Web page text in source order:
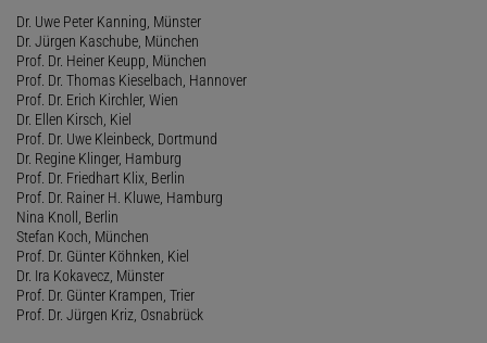
Dr. Uwe Peter Kanning, Münster
Dr. Jürgen Kaschube, München
Prof. Dr. Heiner Keupp, München
Prof. Dr. Thomas Kieselbach, Hannover
Prof. Dr. Erich Kirchler, Wien
Dr. Ellen Kirsch, Kiel
Prof. Dr. Uwe Kleinbeck, Dortmund
Dr. Regine Klinger, Hamburg
Prof. Dr. Friedhart Klix, Berlin
Prof. Dr. Rainer H. Kluwe, Hamburg
Nina Knoll, Berlin
Stefan Koch, München
Prof. Dr. Günter Köhnken, Kiel
Dr. Ira Kokavecz, Münster
Prof. Dr. Günter Krampen, Trier
Prof. Dr. Jürgen Kriz, Osnabrück